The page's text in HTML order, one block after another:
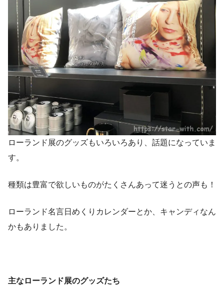
ローランド展のグッズもいろいろあり、話題になっていま
す。
種類は豊富で欲しいものがたくさんあって迷うとの声も！
ローランド名言日めくりカレンダーとか、キャンディなん
かもありました。
主なローランド展のグッズたち